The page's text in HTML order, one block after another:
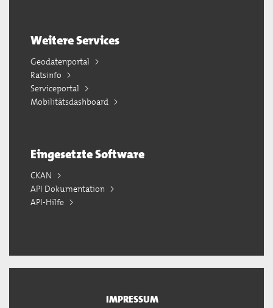
Weitere Services
Geodatenportal
Ratsinfo
Serviceportal
Mobilitätsdashboard
Eingesetzte Software
CKAN
API Dokumentation
API-Hilfe
IMPRESSUM